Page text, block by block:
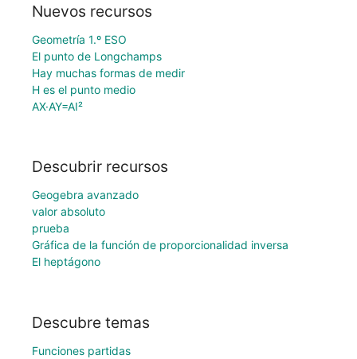
Nuevos recursos
Geometría 1.º ESO
El punto de Longchamps
Hay muchas formas de medir
H es el punto medio
AX·AY=AI²
Descubrir recursos
Geogebra avanzado
valor absoluto
prueba
Gráfica de la función de proporcionalidad inversa
El heptágono
Descubre temas
Funciones partidas